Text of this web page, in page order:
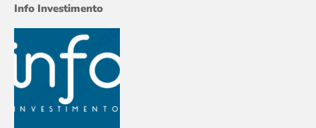
Info Investimento